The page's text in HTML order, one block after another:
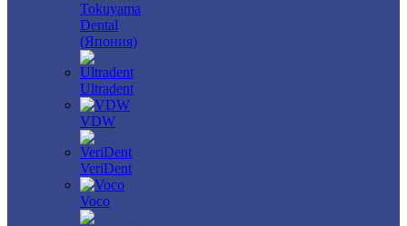
Tokuyama
Dental
(Япония)
Ultradent
VDW
VeriDent
Voco